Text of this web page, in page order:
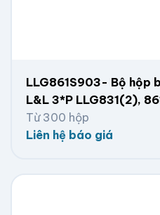
LLG861S903- Bộ hộp
L&L 3*P LLG831(2),
Từ 300 hộp
Liên hệ báo giá